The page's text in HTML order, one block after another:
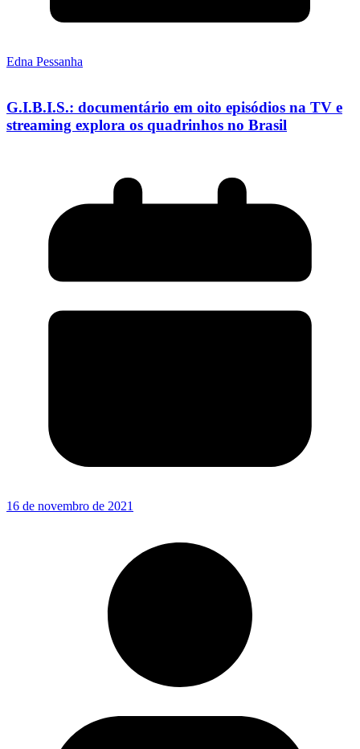
Edna Pessanha
G.I.B.I.S.: documentário em oito episódios na TV e
streaming explora os quadrinhos no Brasil
16 de novembro de 2021